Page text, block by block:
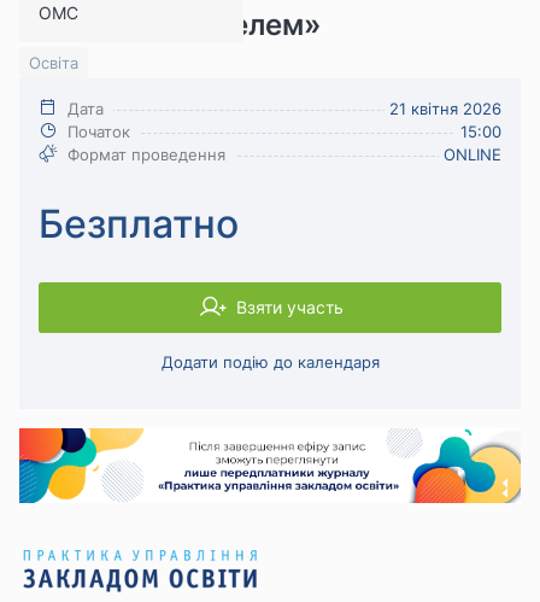
ОМС
ходять за вчителем»
Освіта
Дата
21 квітня 2026
Початок
15:00
Формат проведення
ONLINE
Безплатно
Взяти участь
Додати подію до календаря